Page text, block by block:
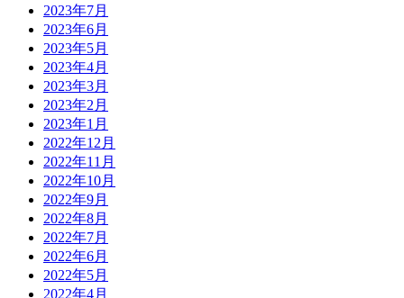
2023年7月
2023年6月
2023年5月
2023年4月
2023年3月
2023年2月
2023年1月
2022年12月
2022年11月
2022年10月
2022年9月
2022年8月
2022年7月
2022年6月
2022年5月
2022年4月